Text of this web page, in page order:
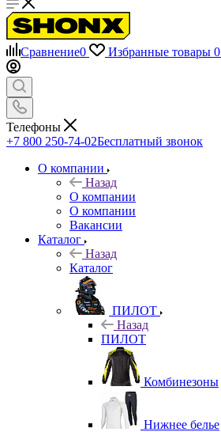
Сравнение0 Избранные товары 0
Телефоны
+7 800 250-74-02Бесплатный звонок
О компании
Назад
О компании
О компании
Вакансии
Каталог
Назад
Каталог
ПИЛОТ
Назад
ПИЛОТ
Комбинезоны
Нижнее белье